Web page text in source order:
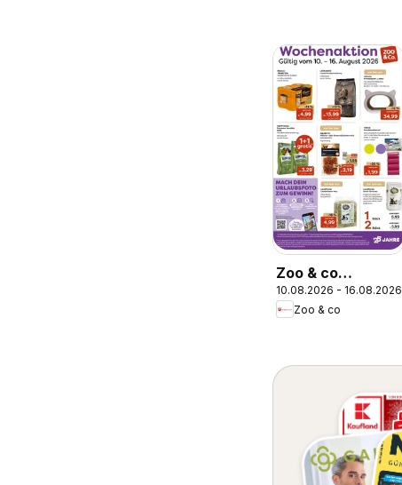
Zoo & co
Prospekt
10.08.2026 - 16.08.2026
Zoo & co